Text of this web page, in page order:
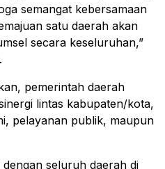
semangat kebersamaan
satu daerah akan
secara keseluruhan,”
pemerintah daerah
lintas kabupaten/kota,
pelayanan publik, maupun
seluruh daerah di